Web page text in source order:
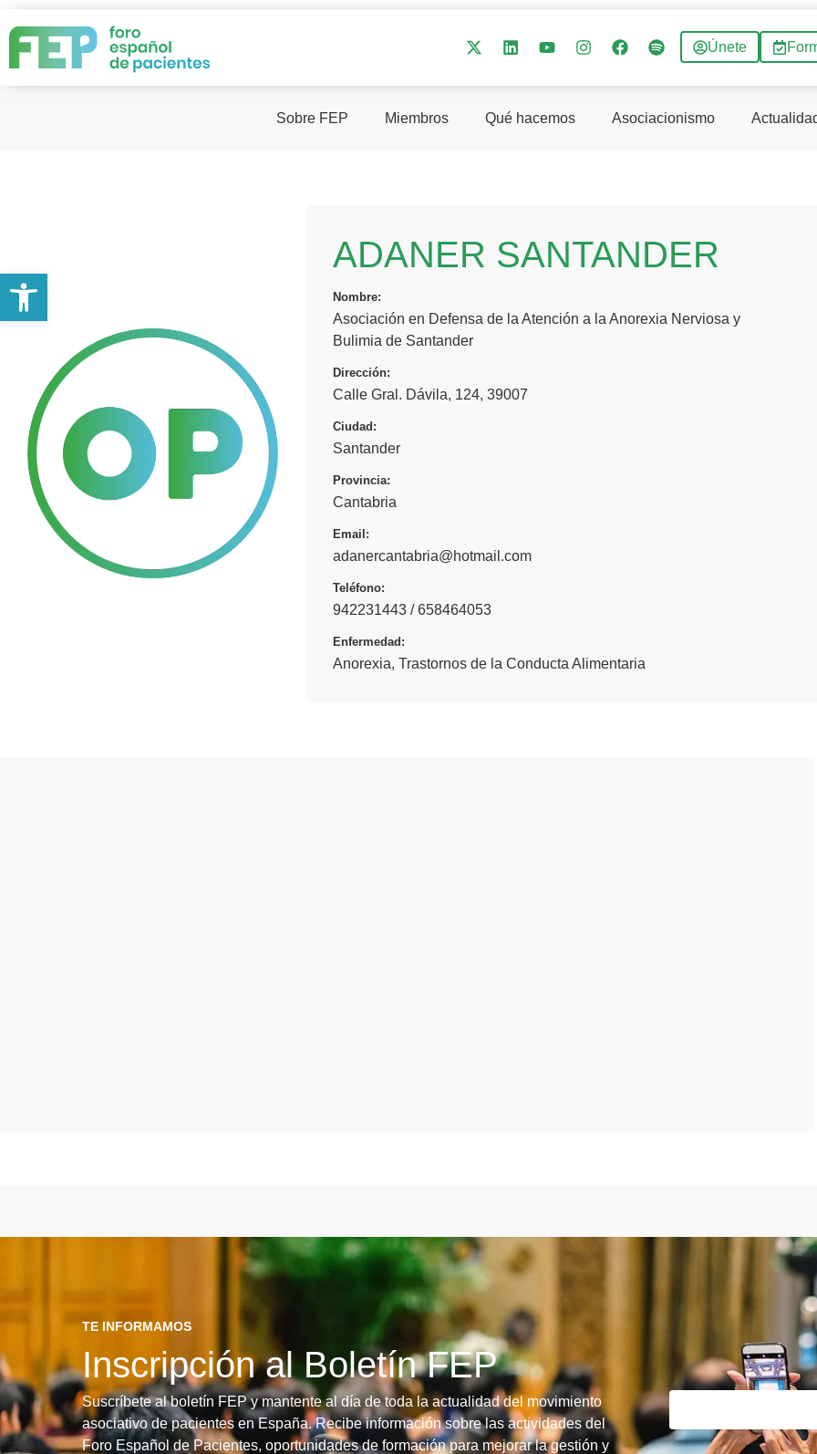
Únete
Sobre FEP Miembros Qué hacemos Asociacionismo
ADANER SANTANDER
Nombre:
Asociación en Defensa de la Atención a la Anorexia Nerviosa y
Bulimia de Santander
Dirección:
Calle Gral. Dávila, 124, 39007
Ciudad:
Santander
Provincia:
Cantabria
Email:
adanercantabria@hotmail.com
Teléfono:
942231443 / 658464053
Enfermedad:
Anorexia, Trastornos de la Conducta Alimentaria
TE INFORMAMOS
Inscripción al Boletín FEP
Suscríbete al boletín FEP y mantente al día de toda la actualidad del movimiento
asociativo de pacientes en España. Recibe información sobre las actividades del
Foro Español de Pacientes, oportunidades de formación para mejorar la gestión y
Abrir barra de herramientas